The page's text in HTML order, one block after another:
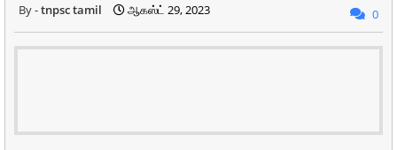
tnpsc tamil ஆகஸ்ட் 29, 2023 0